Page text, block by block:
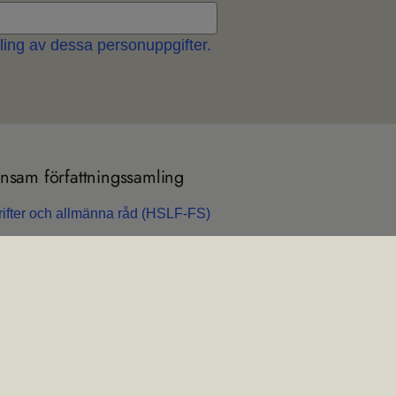
av dessa personuppgifter.
för­fatt­nings­sam­ling
och all­männa råd (HSLF-FS)